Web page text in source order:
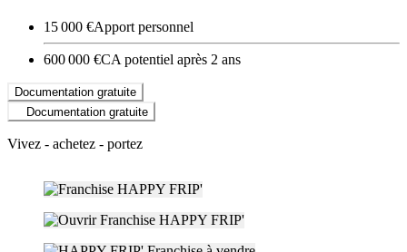
15 000 €Apport personnel
600 000 €CA potentiel après 2 ans
Documentation gratuite
Documentation gratuite
Vivez - achetez - portez